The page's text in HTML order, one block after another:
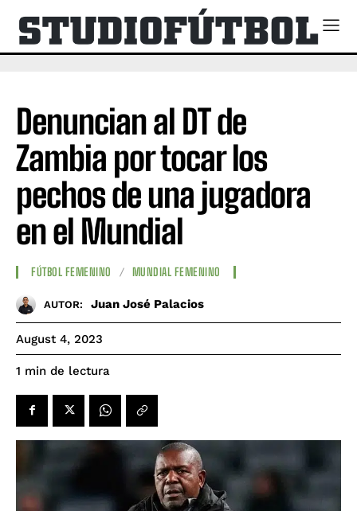
Denuncian al DT de
Zambia por tocar los
pechos de una jugadora
en el Mundial
FÚTBOL FEMENINO MUNDIAL FEMENINO
AUTOR: Juan José Palacios
August 4, 2023
1 min de lectura